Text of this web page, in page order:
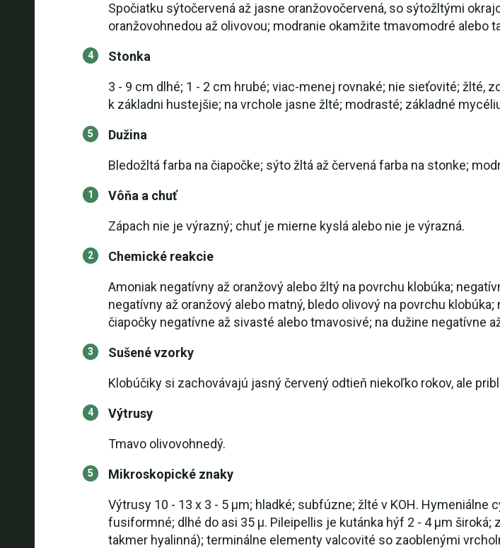
Spočiatku sýtočervená až jasne oranžovočervená, so sýtožltými
oranžovohnedou až olivovou; modranie okamžite tmavomodré alebo
Stonka
3 - 9 cm dlhé; 1 - 2 cm hrubé; viac-menej rovnaké; nie sieťovité;
k základni hustejšie; na vrchole jasne žlté; modrasté; základné
Dužina
Bledožltá farba na čiapočke; sýto žltá až červená farba na stonke;
Vôňa a chuť
Zápach nie je výrazný; chuť je mierne kyslá alebo nie je výrazná.
Chemické reakcie
Amoniak negatívny až oranžový alebo žltý na povrchu klobúka;
negatívny až oranžový alebo matný, bledo olivový na povrchu
čiapočky negatívne až sivasté alebo tmavosivé; na dužine negatívne
Sušené vzorky
Klobúčiky si zachovávajú jasný červený odtieň niekoľko rokov, ale
Výtrusy
Tmavo olivovohnedý.
Mikroskopické znaky
Výtrusy 10 - 13 x 3 - 5 µm; hladké; subfúzne; žlté v KOH.
fusiformné; dlhé do asi 35 µ. Pileipellis je kutánka hýf 2 - 4 µm
takmer hyalinná); terminálne elementy valcovité so zaoblenými